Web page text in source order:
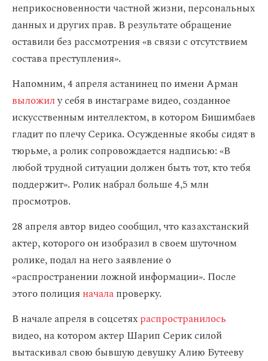
неприкосновенности частной жизни, персональных
данных и других прав. В результате обращение
оставили без рассмотрения «в связи с отсутствием
состава преступления».
Напомним, 4 апреля астанинец по имени Арман
выложилу себя в инстаграме видео, созданное
искусственным интеллектом, в котором Бишимбаев
гладит по плечу Серика. Осужденные якобы сидят в
тюрьме, а ролик сопровождается надписью: «В
любой трудной ситуации должен быть тот, кто тебя
поддержит». Ролик набрал больше 4,5 млн
просмотров.
28 апреля автор видео сообщил, что казахстанский
актер, которого он изобразил в своем шуточном
ролике, подал на него заявление о
«распространении ложной информации». После
этого полиция началапроверку.
В начале апреля в соцсетяхраспространилось
видео, на котором актер Шарип Серик силой
вытаскивал свою бывшую девушку Алию Бутееву